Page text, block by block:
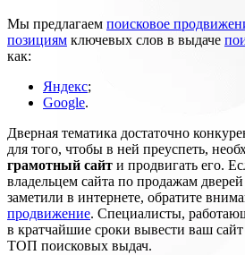
Мы предлагаем поисковое
позициям ключевых слов в выдаче
как:
Яндекс;
Google.
Дверная тематика достаточно
для того, чтобы в ней преуспеть,
грамотный сайт и продвигать его.
владельцем сайта по продажам
заметили в интернете, обратите
продвижение. Специалисты,
в кратчайшие сроки вывести ваш
ТОП поисковых выдач.